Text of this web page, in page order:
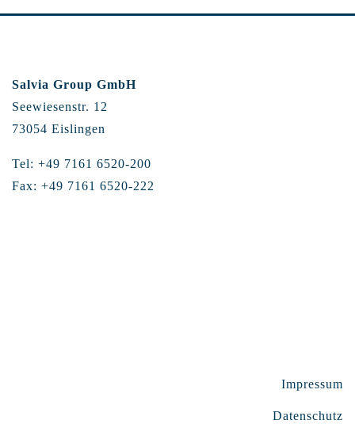
Salvia Group GmbH
Seewiesenstr. 12
73054 Eislingen
Tel: +49 7161 6520-200
Fax: +49 7161 6520-222
Impressum
Datenschutz